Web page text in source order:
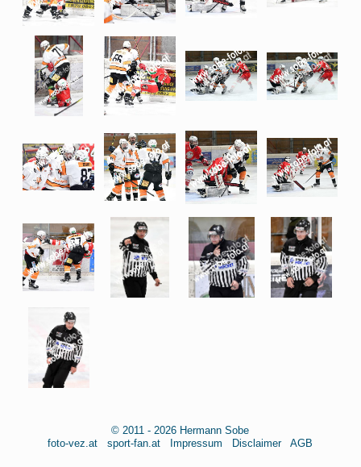
© 2011 - 2026 Hermann Sobe
foto-vez.at
sport-fan.at Impressum Disclaimer AGB